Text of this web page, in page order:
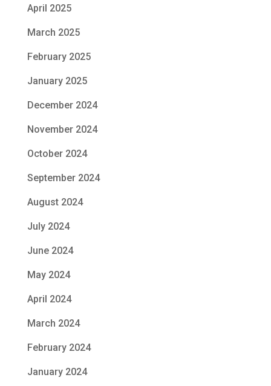
April 2025
March 2025
February 2025
January 2025
December 2024
November 2024
October 2024
September 2024
August 2024
July 2024
June 2024
May 2024
April 2024
March 2024
February 2024
January 2024